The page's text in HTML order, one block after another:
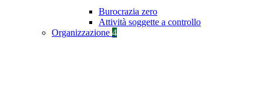
Burocrazia zero
Attività soggette a controllo
Organizzazione 4